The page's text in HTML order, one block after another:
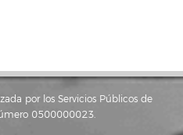
por los Servicios Públicos de
0500000023.